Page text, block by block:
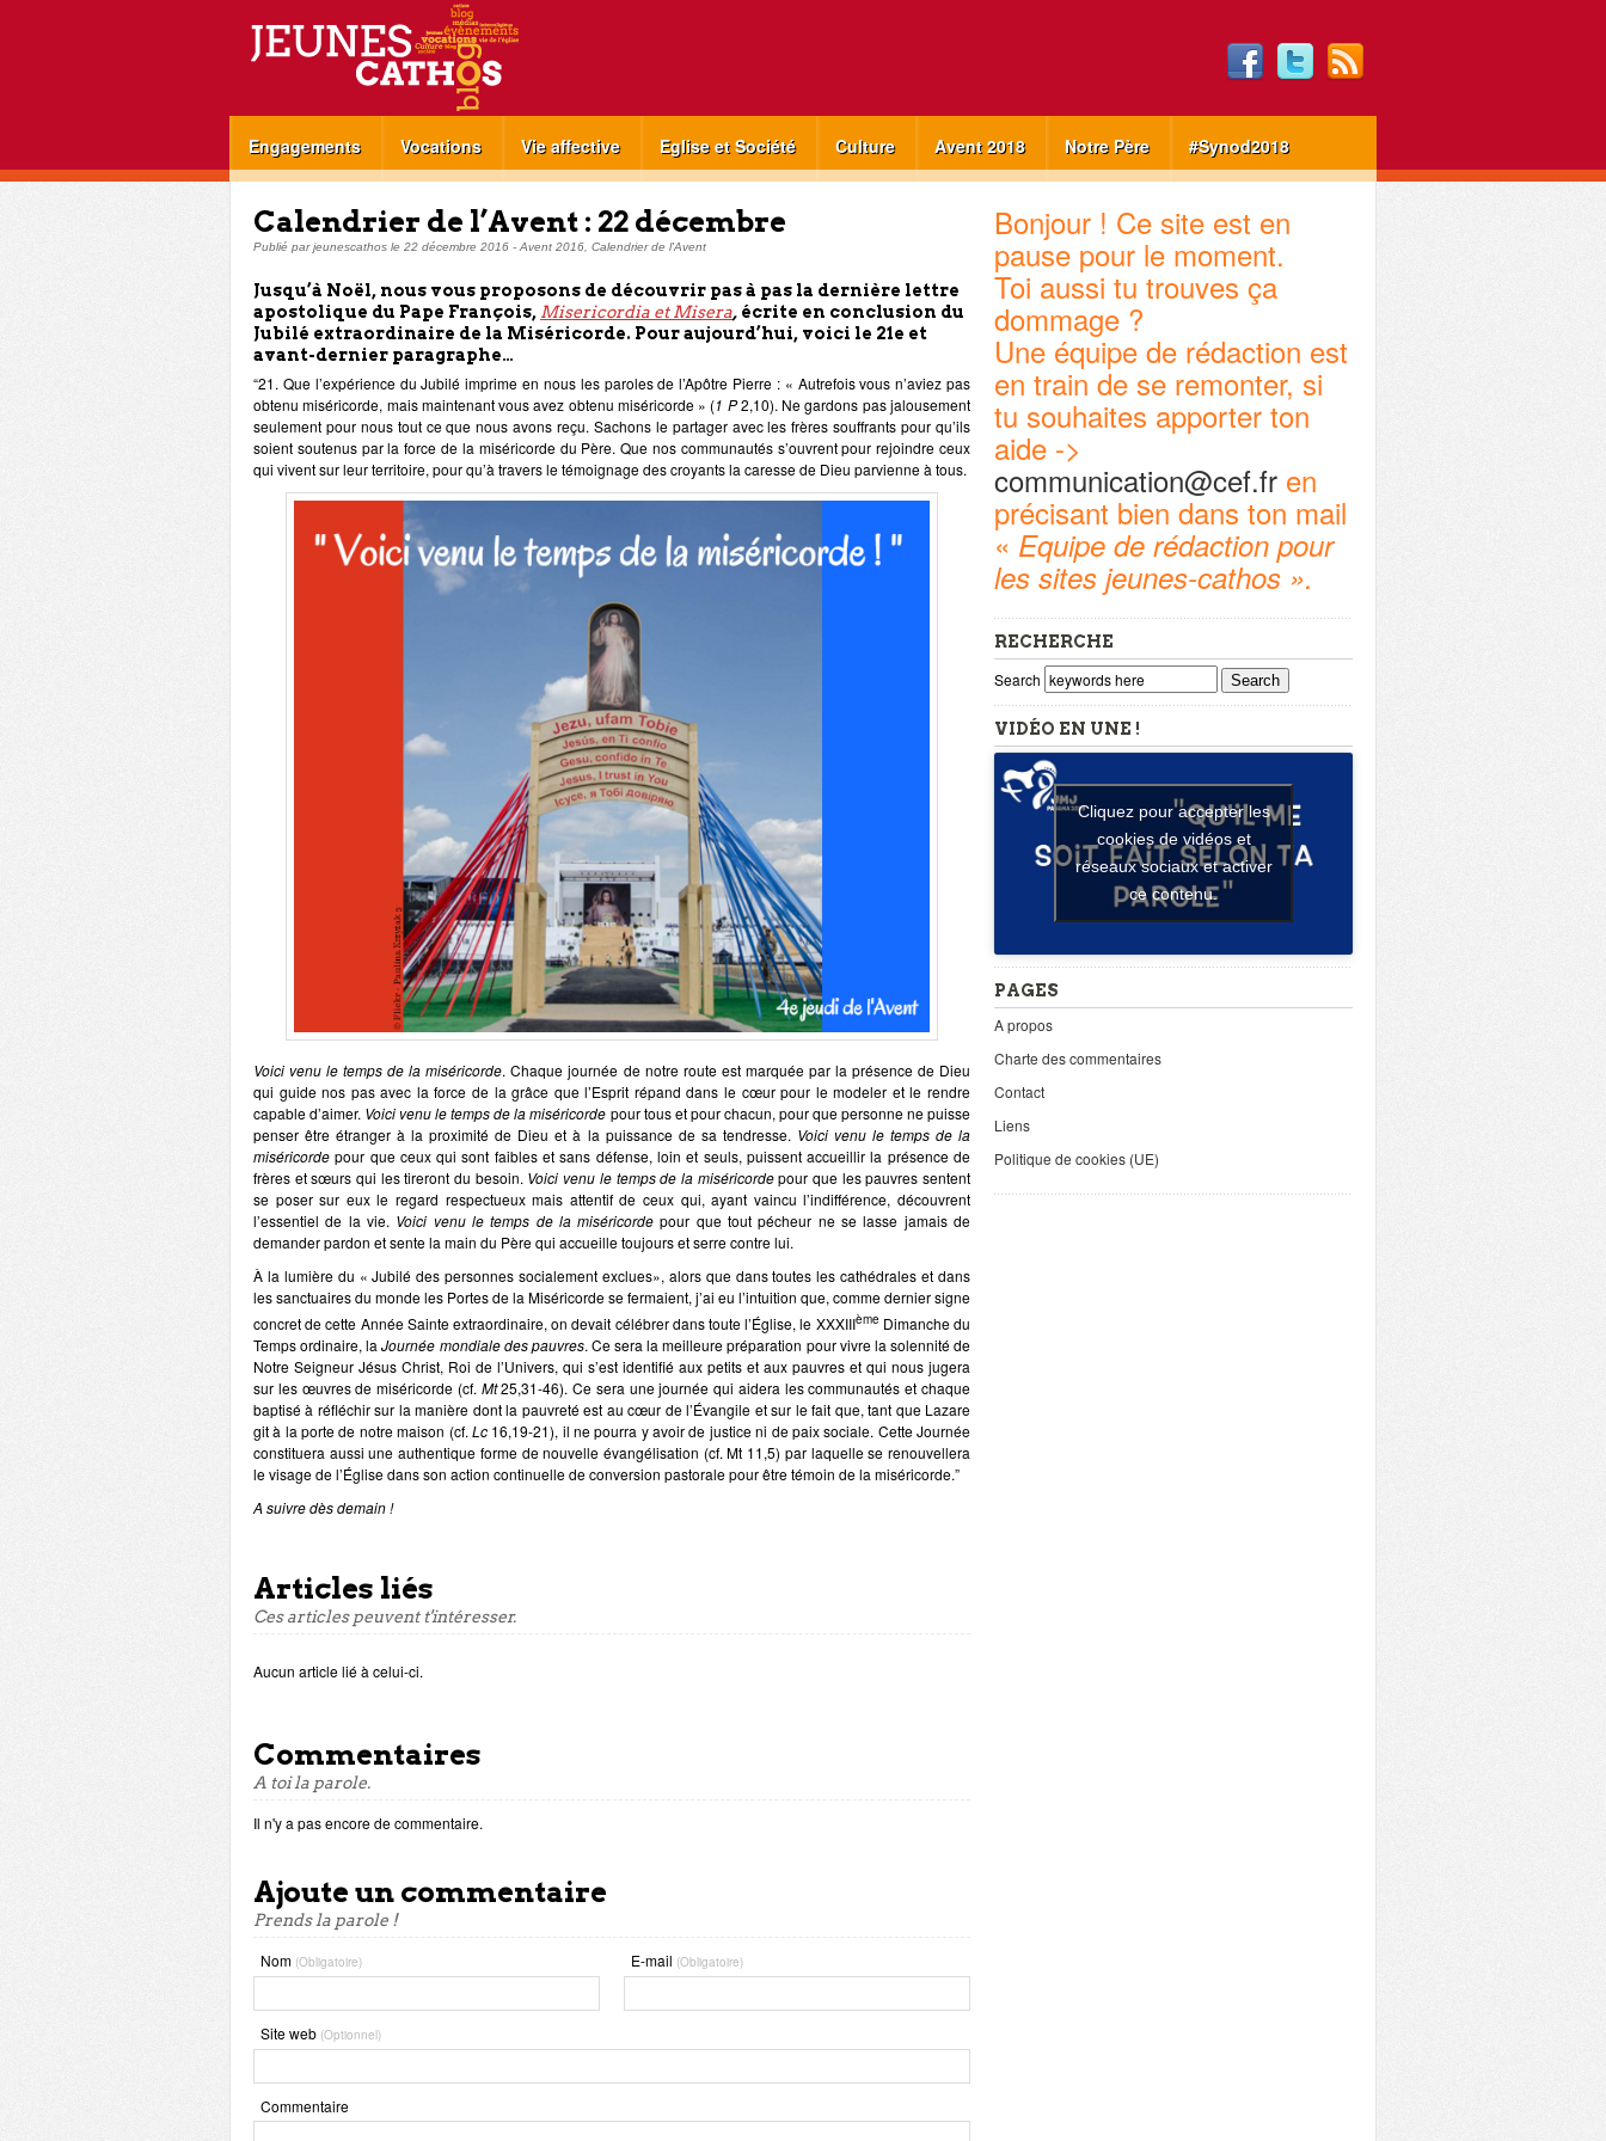
Engagements Vocations Vie affective Eglise et Société Culture Avent 2018 Notre Père #Synod2018
Calendrier de l’Avent : 22 décembre
Publié parjeunescathos le 22 décembre 2016 - Avent 2016 Calendrier de l'Avent
Jusqu’à Noël, nous vous proposons de découvrir pas à pas la dernière lettre
apostolique du Pape François, Misericordia et Misera, écrite en conclusion du
Jubilé extraordinaire de la Miséricorde. Pour aujourd’hui, voici le 21e et
avant-dernier paragraphe…
“21. Que l’expérience du Jubilé imprime en nous les paroles de l’Apôtre Pierre : « Autrefois vous n’aviez pas
obtenu miséricorde, mais maintenant vous avez obtenu miséricorde » (1 P2,10). Ne gardons pas jalousement
seulement pour nous tout ce que nous avons reçu. Sachons le partager avec les frères souffrants pour qu’ils
soient soutenus par la force de la miséricorde du Père. Que nos communautés s’ouvrent pour rejoindre ceux
qui vivent sur leur territoire, pour qu’à travers le témoignage des croyants la caresse de Dieu parvienne à tous.
Voici venu le temps de la miséricorde. Chaque journée de notre route est marquée par la présence de Dieu
qui guide nos pas avec la force de la grâce que l’Esprit répand dans le cœur pour le modeler et le rendre
capable d’aimer. Voici venu le temps de la miséricorde pour tous et pour chacun, pour que personne ne puisse
penser être étranger à la proximité de Dieu et à la puissance de sa tendresse. Voici venu le temps de la
miséricordepour que ceux qui sont faibles et sans défense, loin et seuls, puissent accueillir la présence de
frères et sœurs qui les tireront du besoin. Voici venu le temps de la miséricordepour que les pauvres sentent
se poser sur eux le regard respectueux mais attentif de ceux qui, ayant vaincu l’indifférence, découvrent
l’essentiel de la vie. Voici venu le temps de la miséricordepour que tout pécheur ne se lasse jamais de
demander pardon et sente la main du Père qui accueille toujours et serre contre lui.
À la lumière du « Jubilé des personnes socialement exclues», alors que dans toutes les cathédrales et dans
les sanctuaires du monde les Portes de la Miséricorde se fermaient, j’ai eu l’intuition que, comme dernier signe
concret de cette Année Sainte extraordinaire, on devait célébrer dans toute l’Église, le XXXIIIèmeDimanche du
Temps ordinaire, laJournée mondiale des pauvres. Ce sera la meilleure préparation pour vivre la solennité de
Notre Seigneur Jésus Christ, Roi de l’Univers, qui s’est identifié aux petits et aux pauvres et qui nous jugera
sur les œuvres de miséricorde (cf. Mt25,31-46). Ce sera une journée qui aidera les communautés et chaque
baptisé à réfléchir sur la manière dont la pauvreté est au cœur de l’Évangile et sur le fait que, tant que Lazare
git à la porte de notre maison (cf. Lc16,19-21), il ne pourra y avoir de justice ni de paix sociale. Cette Journée
constituera aussi une authentique forme de nouvelle évangélisation (cf. Mt 11,5) par laquelle se renouvellera
le visage de l’Église dans son action continuelle de conversion pastorale pour être témoin de la miséricorde.”
A suivre dès demain !
Articles liés
Ces articles peuvent t'intéresser.
Aucun article lié à celui-ci.
Commentaires
A toi la parole.
Il n'y a pas encore de commentaire.
Ajoute un commentaire
Prends la parole !
Nom (Obligatoire) E-mail (Obligatoire)
Site web (Optionnel)
Commentaire
Bonjour ! Ce site est en
pause pour le moment.
Toi aussi tu trouves ça
dommage ?
Une équipe de rédaction est
en train de se remonter, si
tu souhaites apporter ton
aide ->
communication@cef.fr en
précisant bien dans ton mail
« Equipe de rédaction pour
les sites jeunes-cathos ».
RECHERCHE
Search Search
VIDÉO EN UNE !
Cliquez pour accepter les
cookies de vidéos et
réseaux sociaux et activer
ce contenu.
PAGES
A propos
Charte des commentaires
Contact
Liens
Politique de cookies (UE)